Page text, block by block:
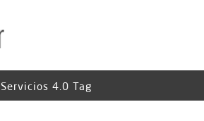
Servicios 4.0 Tag